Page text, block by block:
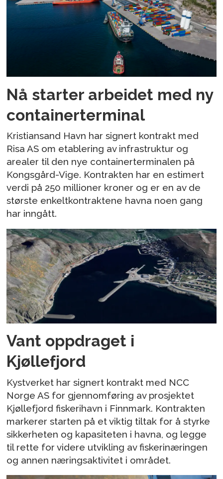
Nå starter arbeidet med ny
containerterminal
Kristiansand Havn har signert kontrakt med
Risa AS om etablering av infrastruktur og
arealer til den nye containerterminalen på
Kongsgård-Vige. Kontrakten har en estimert
verdi på 250 millioner kroner og er en av de
største enkeltkontraktene havna noen gang
har inngått.
Vant oppdraget i
Kjøllefjord
Kystverket har signert kontrakt med NCC
Norge AS for gjennomføring av prosjektet
Kjøllefjord fiskerihavn i Finnmark. Kontrakten
markerer starten på et viktig tiltak for å styrke
sikkerheten og kapasiteten i havna, og legge
til rette for videre utvikling av fiskerinæringen
og annen næringsaktivitet i området.